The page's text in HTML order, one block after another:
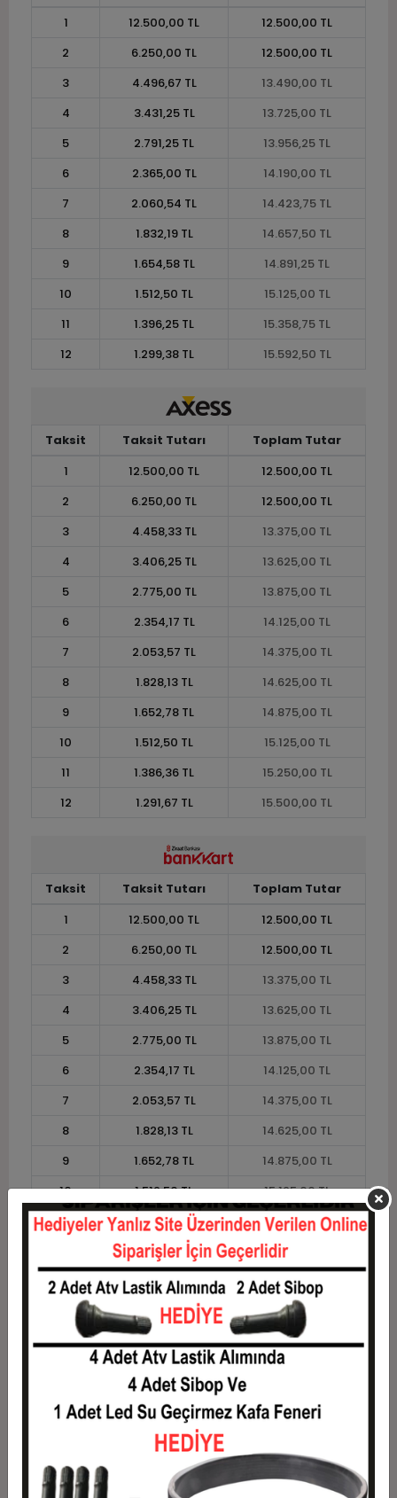
1 12.500,00 TL
12.500,00 TL
2
6.250,00 TL
12.500,00 TL
3
4.496,67 TL
13.490,00 TL
4
3.431,25 TL
13.725,00 TL
5
2.791,25 TL
13.956,25 TL
6
2.365,00 TL
14.190,00 TL
7
2.060,54 TL
14.423,75 TL
8
1.832,19 TL
14.657,50 TL
9
1.654,58 TL
14.891,25 TL
10
1.512,50 TL
15.125,00 TL
11
1.396,25 TL
15.358,75 TL
12
1.299,38 TL 15.592,50 TL
Taksit Taksit Tutarı
Toplam Tutar
1
12.500,00 TL
12.500,00 TL
2
6.250,00 TL
12.500,00 TL
3
4.458,33 TL
13.375,00 TL
4
3.406,25 TL
13.625,00 TL
5
2.775,00 TL
13.875,00 TL
6
2.354,17 TL
14.125,00 TL
7
2.053,57 TL
14.375,00 TL
8
1.828,13 TL
14.625,00 TL
9
1.652,78 TL
14.875,00 TL
10
1.512,50 TL
15.125,00 TL
11
1.386,36 TL
15.250,00 TL
12
1.291,67 TL 15.500,00 TL
Taksit Taksit Tutarı
Toplam Tutar
1
12.500,00 TL
12.500,00 TL
2
6.250,00 TL
12.500,00 TL
3
4.458,33 TL
13.375,00 TL
4
3.406,25 TL
13.625,00 TL
5
2.775,00 TL
13.875,00 TL
6
2.354,17 TL
14.125,00 TL
7
2.053,57 TL
14.375,00 TL
8
1.828,13 TL
14.625,00 TL
9
1.652,78 TL
14.875,00 TL
10
1.512,50 TL
15.125,00 TL
11
1.386,36 TL
15.250,00 TL
1.291,67 TL 15.500,00 TL
Taksit Taksit Tutarı
Toplam Tutar
12.500,00 TL
12.500,00 TL
6.250,00 TL
4.458,33 TL
13.625,00 TL
5
2.775,00 TL
13.875,00 TL